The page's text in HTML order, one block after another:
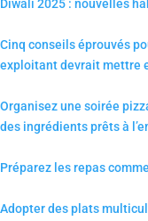
Diwali 2025 : nouvelles
Cinq conseils éprouvés
exploitant devrait mettre
Organisez une soirée
des ingrédients prêts à
Préparez les repas
Adopter des plats